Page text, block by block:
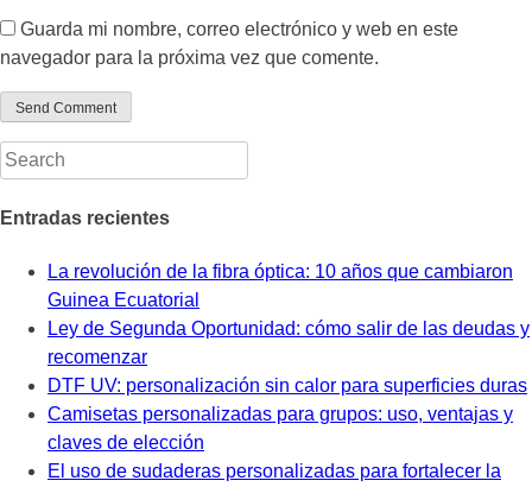
Guarda mi nombre, correo electrónico y web en este
navegador para la próxima vez que comente.
Entradas recientes
La revolución de la fibra óptica: 10 años que cambiaron
Guinea Ecuatorial
Ley de Segunda Oportunidad: cómo salir de las deudas y
recomenzar
DTF UV: personalización sin calor para superficies duras
Camisetas personalizadas para grupos: uso, ventajas y
claves de elección
El uso de sudaderas personalizadas para fortalecer la